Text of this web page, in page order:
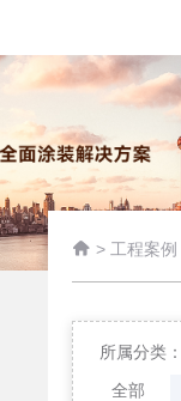
 > 工程案例
所属分类：
全部